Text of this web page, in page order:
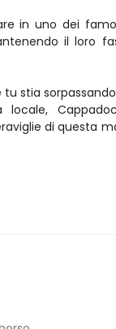
in uno dei
il loro
stia
di questa